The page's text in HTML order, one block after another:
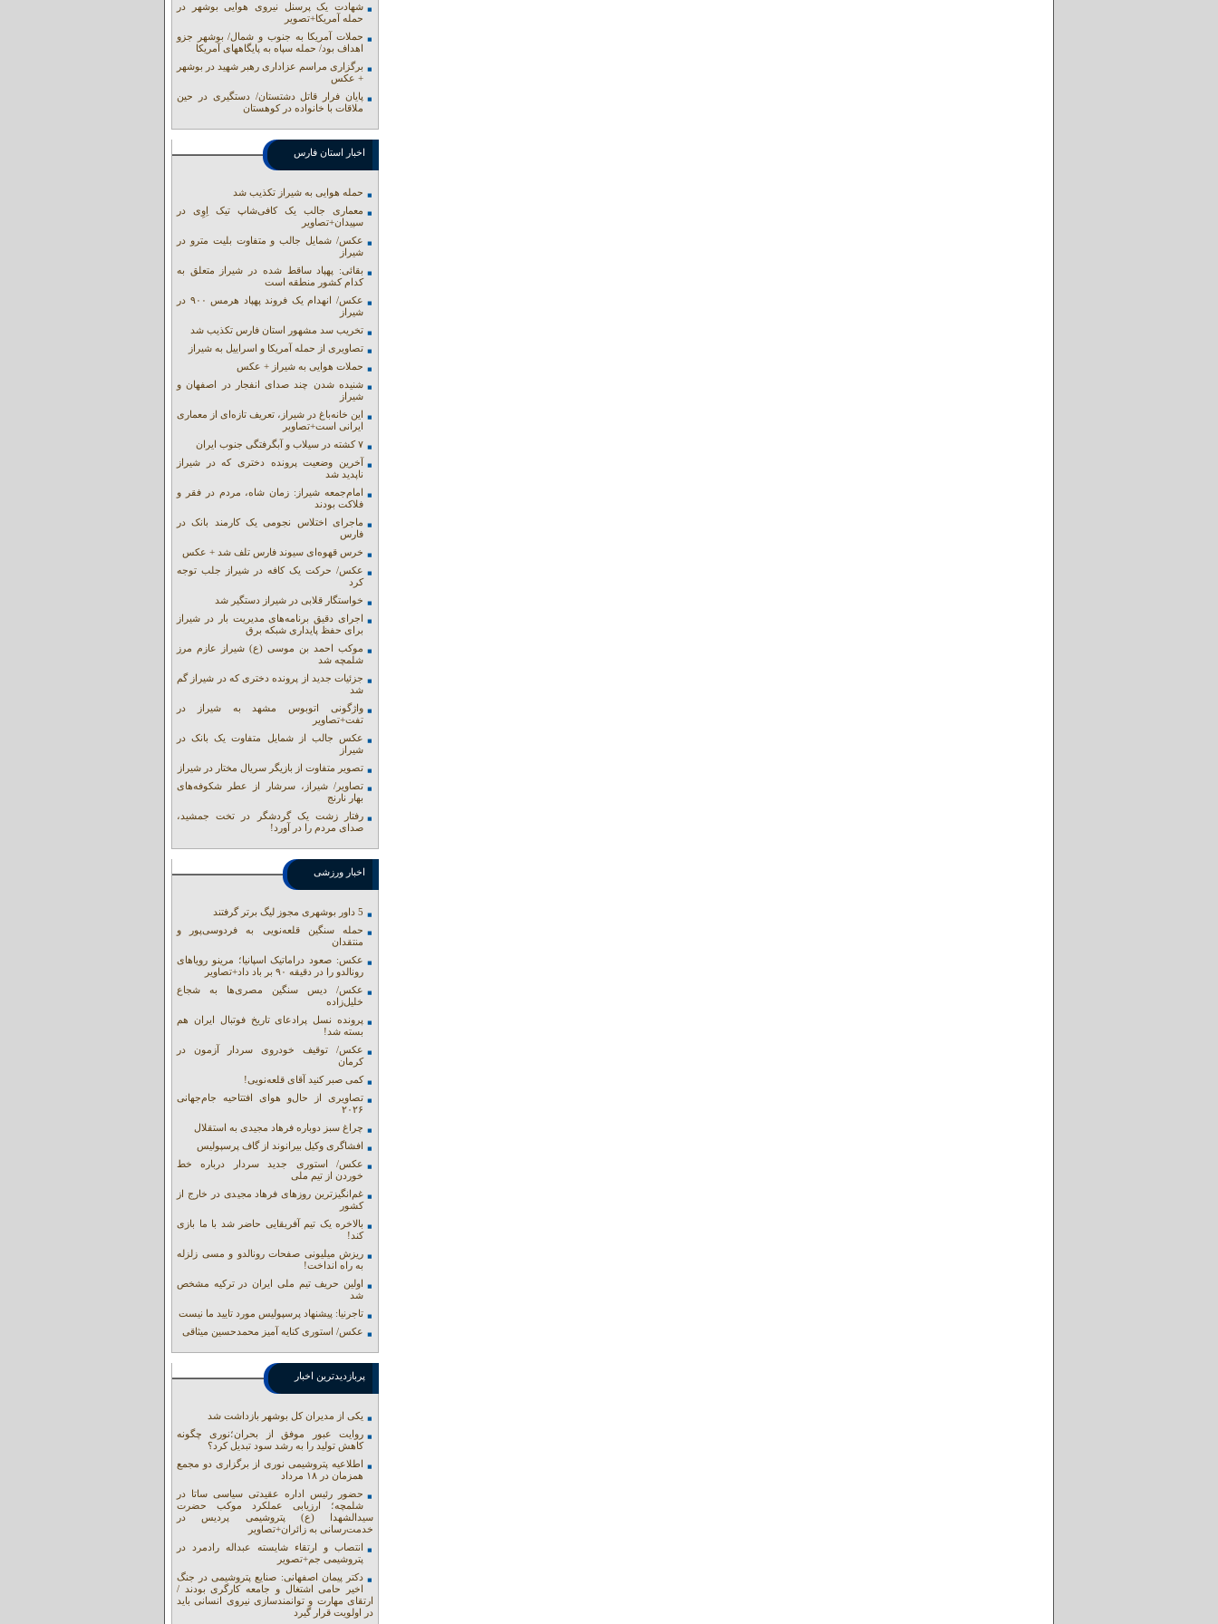
شهادت یک پرسنل نیروی هوایی بوشهر در
حمله آمریکا+تصویر
حملات آمریکا به جنوب و شمال/ بوشهر جزو
اهداف بود/ حمله سپاه به پایگاههای آمریکا
برگزاری مراسم عزاداری رهبر شهید در بوشهر
+ عکس
پایان فرار قاتل دشتستان/ دستگیری در حین
ملاقات با خانواده در کوهستان
اخبار استان فارس
حمله هوایی به شیراز تکذیب شد
معماری جالب یک کافی‌شاپ تیک اِوِی در
سپیدان+تصاویر
عکس/ شمایل جالب و متفاوت بلیت مترو در
شیراز
بقائی: پهپاد ساقط شده در شیراز متعلق به
کدام کشور منطقه است
عکس/ انهدام یک فروند پهپاد هرمس ۹۰۰ در
شیراز
تخریب سد مشهور استان فارس تکذیب شد
تصاویری از حمله آمریکا و اسراییل به شیراز
حملات هوایی به شیراز + عکس
شنیده شدن چند صدای انفجار در اصفهان و
شیراز
این خانه‌باغ در شیراز، تعریف تازه‌ای از معماری
ایرانی است+تصاویر
۷ کشته در سیلاب و آبگرفتگی جنوب ایران
آخرین وضعیت پرونده دختری که در شیراز
ناپدید شد
امام‌جمعه شیراز: زمان شاه، مردم در فقر و
فلاکت بودند
ماجرای اختلاس نجومی یک کارمند بانک در
فارس
خرس قهوه‌ای سیوند فارس تلف شد + عکس
عکس/ حرکت یک کافه در شیراز جلب توجه
کرد
خواستگار قلابی در شیراز دستگیر شد
اجرای دقیق برنامه‌های مدیریت بار در شیراز
برای حفظ پایداری شبکه برق
موکب احمد بن موسی (ع) شیراز عازم مرز
شلمچه شد
جزئیات جدید از پرونده دختری که در شیراز گم
شد
واژگونی اتوبوس مشهد به شیراز در
تفت+تصاویر
عکس جالب از شمایل متفاوت یک بانک در
شیراز
تصویر متفاوت از بازیگر سریال مختار در شیراز
تصاویر/ شیراز، سرشار از عطر شکوفه‌های
بهار نارنج
رفتار زشت یک گردشگر در تخت جمشید،
صدای مردم را در آورد!
اخبار ورزشی
5 داور بوشهری مجوز لیگ برتر گرفتند
حمله سنگین قلعه‌نویی به فردوسی‌پور و
منتقدان
عکس: صعود دراماتیک اسپانیا؛ مرینو رویاهای
رونالدو را در دقیقه ۹۰ بر باد داد+تصاویر
عکس/ دیس سنگین مصری‌ها به شجاع
خلیل‌زاده
پرونده نسل پرادعای تاریخ فوتبال ایران هم
بسته شد!
عکس/ توقیف خودروی سردار آزمون در
کرمان
کمی صبر کنید آقای قلعه‌نویی!
تصاویری از حال‌و هوای افتتاحیه جام‌جهانی
۲۰۲۶
چراغ سبز دوباره فرهاد مجیدی به استقلال
افشاگری وکیل بیرانوند از گاف‌ پرسپولیس
عکس/ استوری جدید سردار درباره خط
خوردن از تیم ملی
غم‌انگیزترین روزهای فرهاد مجیدی در خارج از
کشور
بالاخره یک تیم آفریقایی حاضر شد با ما بازی
کند!
ریزش میلیونی صفحات رونالدو و مسی زلزله
به راه انداخت!
اولین حریف تیم ملی ایران در ترکیه مشخص
شد
تاجرنیا: پیشنهاد پرسپولیس مورد تایید ما نیست
عکس/ استوری کنایه آمیز محمدحسین میثاقی
پربازدیدترین اخبار
یکی از مدیران کل بوشهر بازداشت شد
روایت عبور موفق از بحران؛نوری چگونه
کاهش تولید را به رشد سود تبدیل کرد؟
اطلاعیه پتروشیمی نوری از برگزاری دو مجمع
همزمان در ۱۸ مرداد
حضور رئیس اداره عقیدتی سیاسی ساتا در
شلمچه؛ ارزیابی عملکرد موکب حضرت
سیدالشهدا (ع) پتروشیمی پردیس در
خدمت‌رسانی به زائران+تصاویر
انتصاب و ارتقاء شایسته عبداله رادمرد در
پتروشیمی جم+تصویر
دکتر پیمان اصفهانی: صنایع پتروشیمی در جنگ
اخیر حامی اشتغال و جامعه کارگری بودند /
ارتقای مهارت و توانمندسازی نیروی انسانی باید
در اولویت قرار گیرد